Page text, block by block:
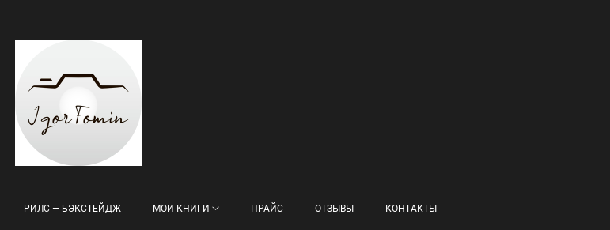
РИЛС — БЭКСТЕЙДЖ МОИ КНИГИ ПРАЙС ОТЗЫВЫ КОНТАКТЫ